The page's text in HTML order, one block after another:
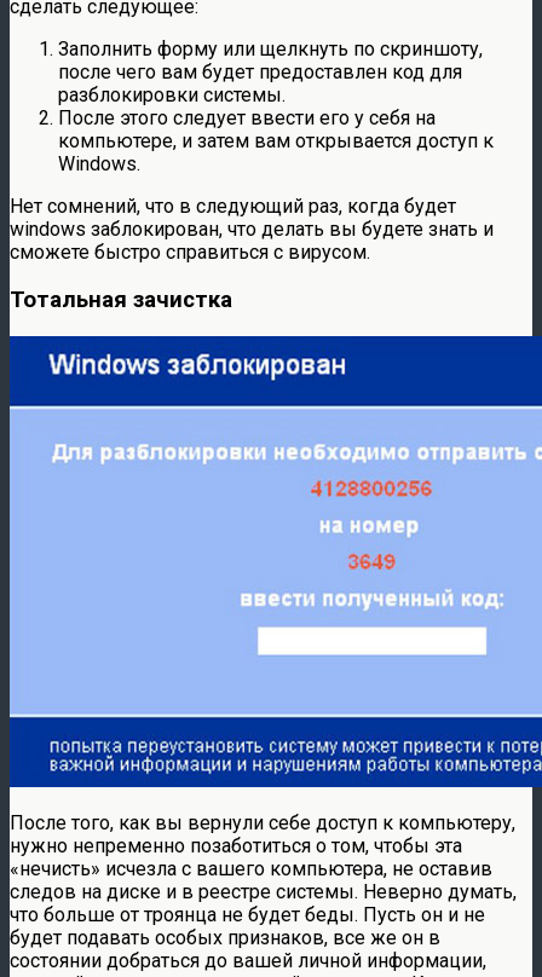
сделать следующее:
Заполнить форму или щелкнуть по скриншоту,
после чего вам будет предоставлен код для
разблокировки системы.
После этого следует ввести его у себя на
компьютере, и затем вам открывается доступ к
Windows.
Нет сомнений, что в следующий раз, когда будет
windows заблокирован, что делать вы будете знать и
сможете быстро справиться с вирусом.
Тотальная зачистка
После того, как вы вернули себе доступ к компьютеру,
нужно непременно позаботиться о том, чтобы эта
«нечисть» исчезла с вашего компьютера, не оставив
следов на диске и в реестре системы. Неверно думать,
что больше от троянца не будет беды. Пусть он и не
будет подавать особых признаков, все же он в
состоянии добраться до вашей личной информации,